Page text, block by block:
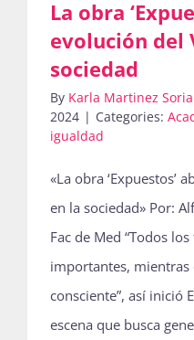
La obra
evolución del
sociedad
By Karla Martinez
2024 | Categories:
igualdad
«La obra ‘Expuestos’
en la sociedad» Por:
Fac de Med “Todos
importantes,
consciente”, así inició
escena que busca